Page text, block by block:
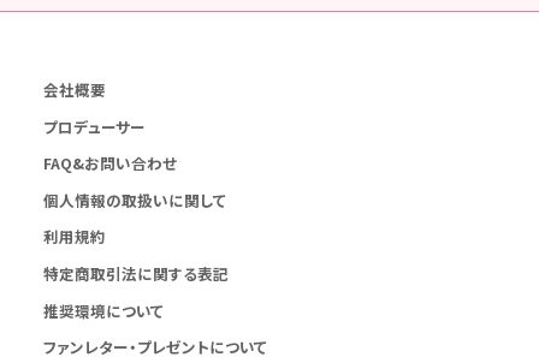
会社概要
プロデューサー
FAQ&お問い合わせ
個人情報の取扱いに関して
利用規約
特定商取引法に関する表記
推奨環境について
ファンレター・プレゼントについて